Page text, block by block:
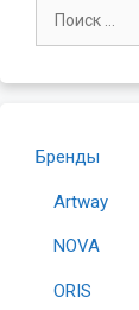
Поиск:
Бренды
Artway
NOVA
ORIS